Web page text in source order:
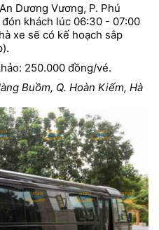
Dương Vương, P. Phú
khách lúc 06:30 - 07:00
xe sẽ có kế hoạch sắp
250.000 đồng/vé.
Buồm, Q. Hoàn Kiếm, Hà